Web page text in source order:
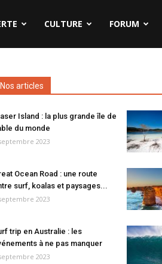
CULTURE FORUM
Nos articles
Island : la plus grande île de
du monde
2023
Ocean Road : une route
surf, koalas et paysages...
2023
trip en Australie : les
à ne pas manquer
2023